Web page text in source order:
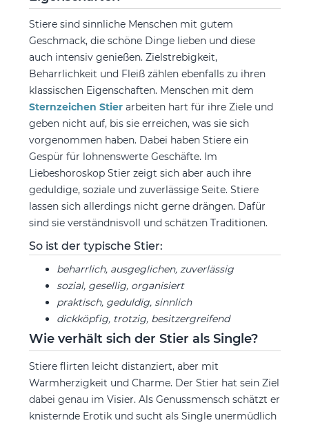
Stiere sind sinnliche Menschen mit gutem
Geschmack, die schöne Dinge lieben und diese
auch intensiv genießen. Zielstrebigkeit,
Beharrlichkeit und Fleiß zählen ebenfalls zu ihren
klassischen Eigenschaften. Menschen mit dem
Sternzeichen Stierarbeiten hart für ihre Ziele und
geben nicht auf, bis sie erreichen, was sie sich
vorgenommen haben. Dabei haben Stiere ein
Gespür für lohnenswerte Geschäfte. Im
Liebeshoroskop Stier zeigt sich aber auch ihre
geduldige, soziale und zuverlässige Seite. Stiere
lassen sich allerdings nicht gerne drängen. Dafür
sind sie verständnisvoll und schätzen Traditionen.
So ist der typische Stier:
beharrlich, ausgeglichen, zuverlässig
sozial, gesellig, organisiert
praktisch, geduldig, sinnlich
dickköpfig, trotzig, besitzergreifend
Wie verhält sich der Stier als Single?
Stiere flirten leicht distanziert, aber mit
Warmherzigkeit und Charme. Der Stier hat sein Ziel
dabei genau im Visier. Als Genussmensch schätzt er
knisternde Erotik und sucht als Single unermüdlich